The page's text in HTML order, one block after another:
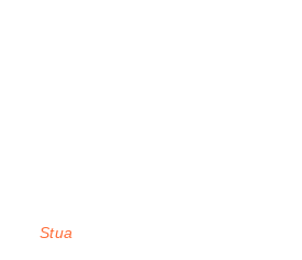
Stua